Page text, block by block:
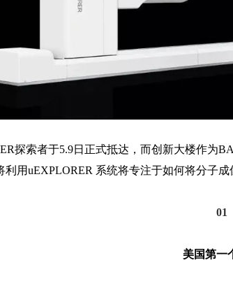
探索者于5.9日正式抵达，而创新大楼作为
利用uEXPLORER 系统将专注于如何将分子
01
美国第一